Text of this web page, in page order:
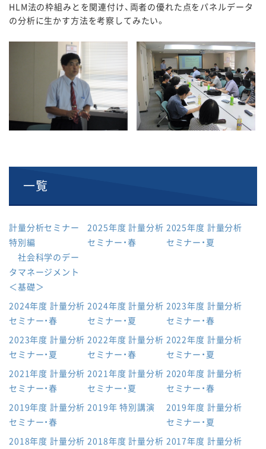
HLM法の枠組みとを関連付け、両者の優れた点をパネルデータ
の分析に生かす方法を考察してみたい。
一覧
計量分析セミナー
特別編
社会科学のデー
タマネージメント
＜基礎＞
2025年度 計量分析
セミナー・春
2025年度 計量分析
セミナー・夏
2024年度 計量分析
セミナー・春
2024年度 計量分析
セミナー・夏
2023年度 計量分析
セミナー・春
2023年度 計量分析
セミナー・夏
2022年度 計量分析
セミナー・春
2022年度 計量分析
セミナー・夏
2021年度 計量分析
セミナー・春
2021年度 計量分析
セミナー・夏
2020年度 計量分析
セミナー・春
2019年度 計量分析
セミナー・春
2019年 特別講演
2019年度 計量分析
セミナー・夏
2018年度 計量分析 2018年度 計量分析 2017年度 計量分析